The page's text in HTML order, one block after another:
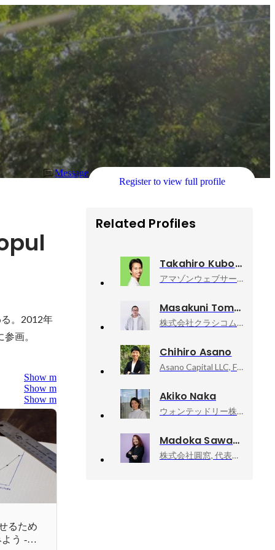
Message
Register to view full profile
。2012年
画。
Show more
Show more
Show more
るため
う -
Related Profiles
Takahiro Kubo
アマゾンウェブサービスジャパン合同会社, Developer Relations Machine Learning
Masakuni Tomita
株式会社クラシコム, プログラマ
Chihiro Asano
Asano Capital LLC, Founder/CEO
Akiko Naka
ウォンテッドリー株式会社, Founder, CEO
Madoka Sawa
株式会社圓窓, 代表取締役